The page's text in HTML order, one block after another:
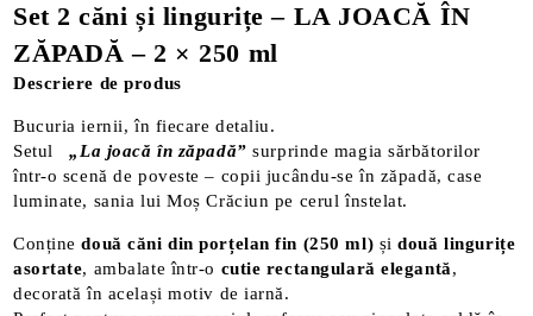
Set 2 căni și lingurițe – LA JOACĂ ÎN
ZĂPADĂ – 2 × 250 ml
Descriere de produs
Bucuria iernii, în fiecare detaliu.
Setul
„La joacă în zăpadă” surprinde magia sărbătorilor
într-o scenă de poveste – copii jucându-se în zăpadă, case
luminate, sania lui Moș Crăciun pe cerul înstelat.
Conținedouă căni din porțelan fin (250 ml) șidouă lingurițe
asortate, ambalate într-o cutie rectangulară elegantă,
decorată în același motiv de iarnă.